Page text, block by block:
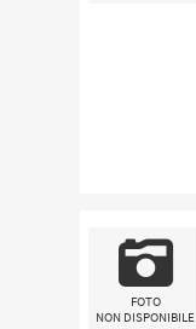
FOTO
NON DISPONIBILE